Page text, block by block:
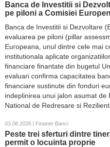
Banca de Investitii si
pe piloni a Comisiei
Banca de Investitii si Dezvoltare
evaluarea pe piloni (pillar
Europeana, unul dintre cele mai
institutionala aplicate
financiare finantate din bugetul
evaluari confirma capacitatea
financiare sustinute din fonduri
indeplinirea unui jalon asumat de
National de Redresare si
03.08.2026 | Finante-Banci
Peste trei sferturi dintre
permit o locuinta proprie